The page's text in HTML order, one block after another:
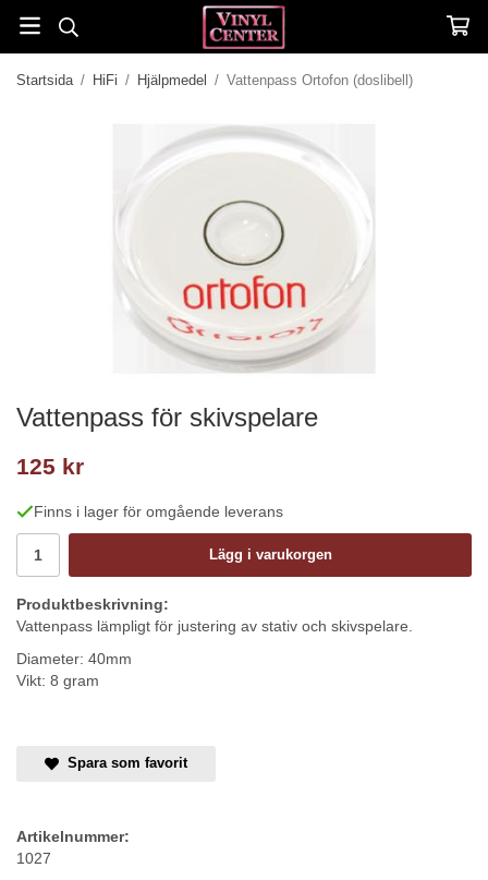
Startsida / HiFi / Hjälpmedel / Vattenpass Ortofon (doslibell)
Vattenpass för skivspelare
125 kr
Finns i lager för omgående leverans
Lägg i varukorgen
Produktbeskrivning:
Vattenpass lämpligt för justering av stativ och skivspelare.
Diameter: 40mm
Vikt: 8 gram
Spara som favorit
Artikelnummer:
1027